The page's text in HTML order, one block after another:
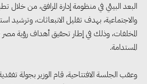
البعد البيئي في منظومة إدارة المرافق، من خلال
والاجتماعية، بهدف تقليل الانبعاثات، وترشيد
المستدامة.
وعقب الجلسة الافتتاحية، قام الوزير بجولة
الربع الثاني من 2026